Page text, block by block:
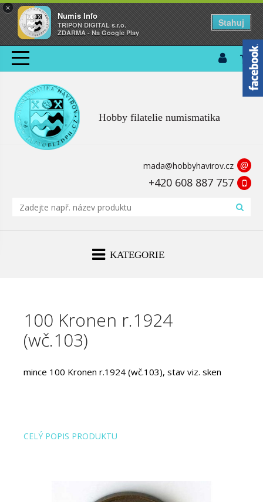
×
Numis Info
TRIPON DIGITAL s.r.o.
ZDARMA - Na Google Play
Stahuj
Hobby filatelie numismatika
mada@hobbyhavirov.cz @
+420 608 887 757
KATEGORIE
100 Kronen r.1924
(wč.103)
mince 100 Kronen r.1924 (wč.103), stav viz. sken
CELÝ POPIS PRODUKTU